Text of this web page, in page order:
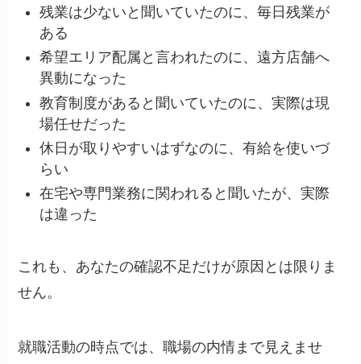
残業は少ないと聞いていたのに、毎日残業が
ある
希望エリア配属と言われたのに、遠方店舗へ
異動になった
教育制度があると聞いていたのに、実際は現
場任せだった
休日が取りやすいはずなのに、有給を使いづ
らい
在宅や専門業務に関われると聞いたが、実際
は違った
これも、あなたの確認不足だけが原因とは限りま
せん。
就職活動の時点では、職場の内情まで見えませ